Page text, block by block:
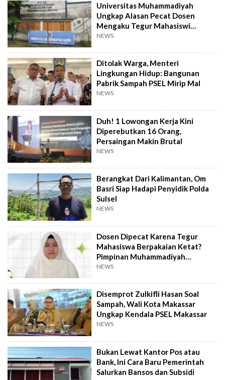
Universitas Muhammadiyah
Ungkap Alasan Pecat Dosen
Mengaku Tegur Mahasiswi
Berpakaian Ketat
NEWS
Ditolak Warga, Menteri
Lingkungan Hidup: Bangunan
Pabrik Sampah PSEL Mirip Mal
NEWS
Duh! 1 Lowongan Kerja Kini
Diperebutkan 16 Orang,
Persaingan Makin Brutal
NEWS
Berangkat Dari Kalimantan, Om
Basri Siap Hadapi Penyidik Polda
Sulsel
NEWS
Dosen Dipecat Karena Tegur
Mahasiswa Berpakaian Ketat?
Pimpinan Muhammadiyah
Investigasi
NEWS
Disemprot Zulkifli Hasan Soal
Sampah, Wali Kota Makassar
Ungkap Kendala PSEL Makassar
NEWS
Bukan Lewat Kantor Pos atau
Bank, Ini Cara Baru Pemerintah
Salurkan Bansos dan Subsidi